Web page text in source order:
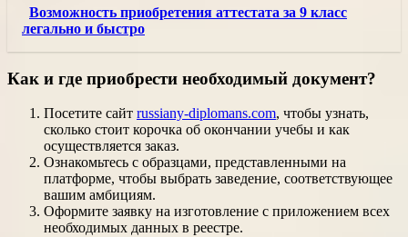
Возможность приобретения аттестата за 9 класс
легально и быстро
Как и где приобрести необходимый документ?
Посетите сайт russiany-diplomans.com, чтобы узнать,
сколько стоит корочка об окончании учебы и как
осуществляется заказ.
Ознакомьтесь с образцами, представленными на
платформе, чтобы выбрать заведение, соответствующее
вашим амбициям.
Оформите заявку на изготовление с приложением всех
необходимых данных в реестре.